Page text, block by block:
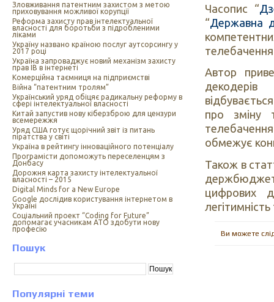
Зловживання патентним захистом з метою
приховування можливої корупції
Реформа захисту прав інтелектуальної
власності для боротьби з підробленими
ліками
Україну названо країною послуг аутсорсингу у
2017 році
Україна запроваджує новий механізм захисту
прав ІВ в інтернеті
Комерційна таємниця на підприємстві
Війна “патентним тролям”
Український уряд обіцяє радикальну реформу в
сфері інтелектуальної власності
Китай запустив нову кіберзброю для цензури
всемережжя
Уряд США готує щорічний звіт із питань
піратства у світі
Україна в рейтингу інноваційного потенціалу
Програмісти допоможуть переселенцям з
Донбасу
Дорожня карта захисту інтелектуальної
власності – 2015
Digital Minds for a New Europe
Google дослідив користування інтернетом в
Україні
Cоціальний проект “Coding for Future”
допомагає учасникам АТО здобути нову
професію
Пошук
Популярні теми
Часопис “
“ Державна
Автор
про зміну
обмежує
Також в
цифрових
Ви можете